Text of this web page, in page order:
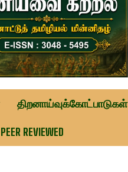
திறனாய்வுக்கோட்பாடுகள்
PEER REVIEWED